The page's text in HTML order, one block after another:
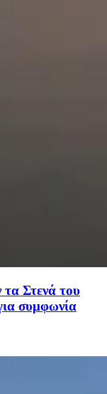
τα Στενά του
συμφωνία